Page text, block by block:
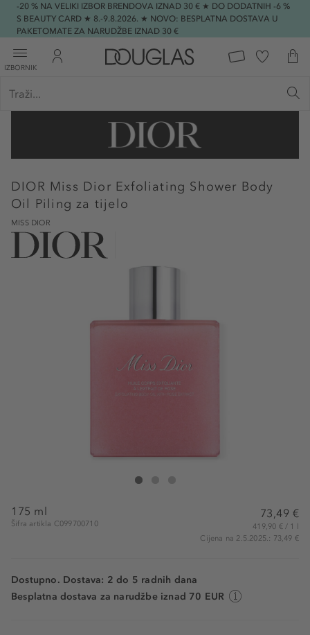
-20 % NA VELIKI IZBOR BRENDOVA IZNAD 30 € ★ DO DODATNIH -6 %
S BEAUTY CARD ★ 8.-9.8.2026. ★ NOVO: BESPLATNA DOSTAVA U
PAKETOMATE ZA NARUDŽBE IZNAD 30 €
IZBORNIK
DIOR Miss Dior Exfoliating Shower Body
Oil Piling za tijelo
MISS DIOR
DIOR Miss Dior Exfoliating Shower Body Oil
175 ml
Šifra artikla C099700710
73,49 €
419,90 € / 1 l
Cijena na 2.5.2025.: 73,49 €
Dostupno. Dostava: 2 do 5 radnih dana
Besplatna dostava za narudžbe iznad 70 EUR